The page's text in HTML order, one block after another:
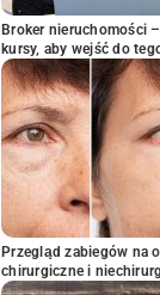
Broker nieruchomości
kursy, aby wejść do
Przegląd zabiegów na
chirurgiczne i